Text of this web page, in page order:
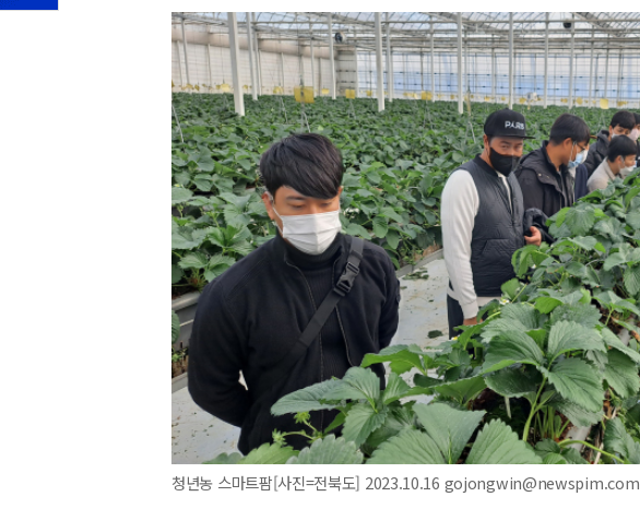
청년농 스마트팜[사진=전북도] 2023.10.16 gojongwin@newspim.com